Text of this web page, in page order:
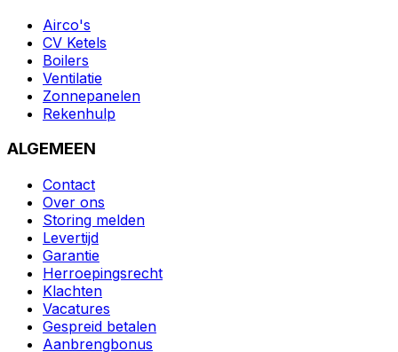
Airco's
CV Ketels
Boilers
Ventilatie
Zonnepanelen
Rekenhulp
ALGEMEEN
Contact
Over ons
Storing melden
Levertijd
Garantie
Herroepingsrecht
Klachten
Vacatures
Gespreid betalen
Aanbrengbonus